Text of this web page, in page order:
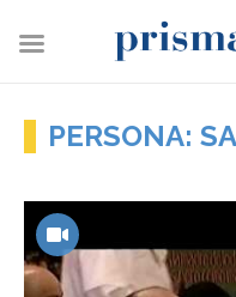
PERSONA: